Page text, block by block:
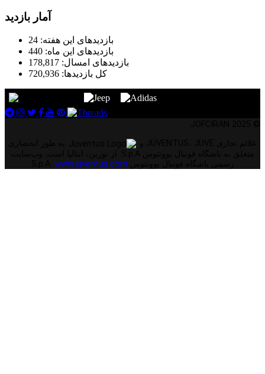
آمار بازدید
بازدیدهای این هفته: 24
بازدیدهای این ماه: 440
بازدیدهای امسال: 178,817
کل بازدیدها: 720,936
www.juventus.com